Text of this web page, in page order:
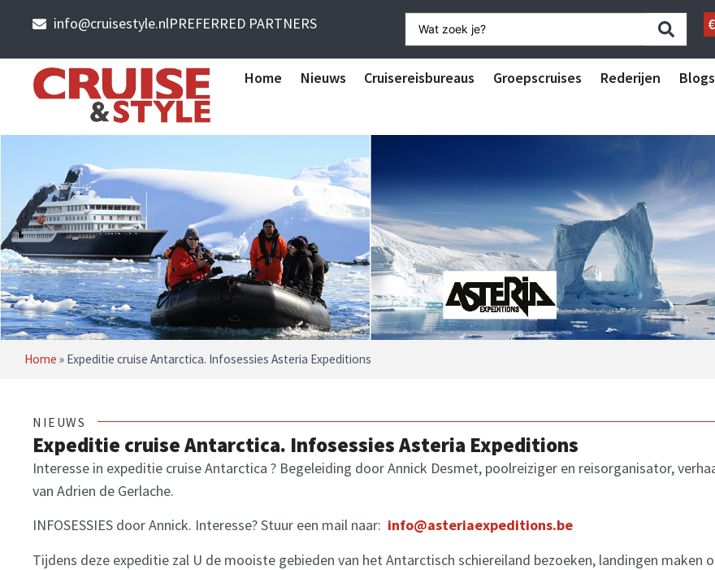
info@cruisestyle.nlPREFERRED PARTNERS €
Home Nieuws Cruisereisbureaus Groepscruises Rederijen
Home » Expeditie cruise Antarctica. Infosessies Asteria Expeditions
NIEUWS
Expeditie cruise Antarctica. Infosessies Asteria Expeditions
Interesse in expeditie cruise Antarctica ? Begeleiding door Annick Desmet, poolreiziger en reisorganisator,
van Adrien de Gerlache.
INFOSESSIES door Annick. Interesse? Stuur een mail naar: info@asteriaexpeditions.be
Tijdens deze expeditie zal U de mooiste gebieden van het Antarctisch schiereiland bezoeken, landingen maken